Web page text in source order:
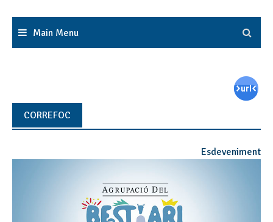
Main Menu
CORREFOC
Esdeveniment